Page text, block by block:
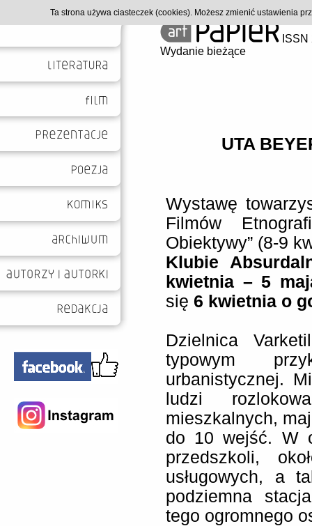
Wydanie bieżące
UTA
Wystawę
Filmów
Obiektywy” (8-9
Klubie
kwietnia – 5
się 6 kwietnia o
Dzielnica
typowym
urbanistycznej.
ludzi
mieszkalnych,
do 10 wejść. W
przedszkoli,
usługowych, a
podziemna
tego ogromnego
Ta strona używa ciasteczek (cookies). Możesz zmienić ustawienia